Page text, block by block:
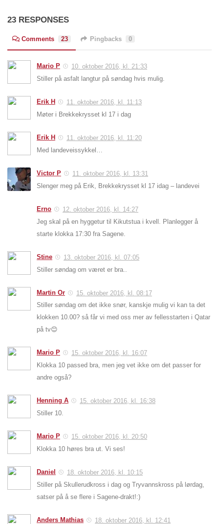
23 RESPONSES
Comments 23 Pingbacks 0
Mario P
10. oktober 2016, kl. 21:33
Stiller på asfalt langtur på søndag hvis mulig.
Erik H
11. oktober 2016, kl. 11:13
Møter i Brekkekrysset kl 17 i dag
Erik H
11. oktober 2016, kl. 11:20
Med landeveissykkel…
Victor P
11. oktober 2016, kl. 13:31
Slenger meg på Erik, Brekkekrysset kl 17 idag – landevei
Erno
12. oktober 2016, kl. 14:27
Jeg skal på en hyggetur til Kikutstua i kvell. Planlegger å
starte klokka 17:30 fra Sagene.
Stine
13. oktober 2016, kl. 07:05
Stiller søndag om været er bra..
Martin Or
15. oktober 2016, kl. 08:17
Stiller søndag om det ikke snør, kanskje mulig vi kan ta det
klokken 10.00? så får vi med oss mer av fellesstarten i Qatar
på tv😊
Mario P
15. oktober 2016, kl. 16:07
Klokka 10 passed bra, men jeg vet ikke om det passer for
andre også?
Henning A
15. oktober 2016, kl. 16:38
Stiller 10.
Mario P
15. oktober 2016, kl. 20:50
Klokka 10 høres bra ut. Vi ses!
Daniel
18. oktober 2016, kl. 10:15
Stiller på Skullerudkross i dag og Tryvannskross på lørdag,
satser på å se flere i Sagene-drakt!:)
Anders Mathias 18. oktober 2016, kl. 12:41